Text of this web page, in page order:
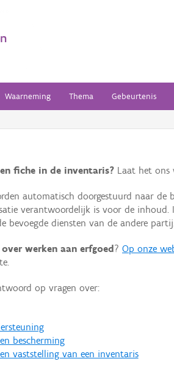
Waarneming Thema Gebeurtenis
fiche in de inventaris? Laat het ons
automatisch doorgestuurd naar de
verantwoordelijk is voor de
bevoegde diensten van de andere
werken aan erfgoed ? Op onze
op vragen over:
bescherming
vaststelling van een inventaris